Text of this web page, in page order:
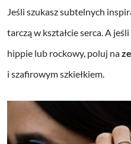
Jeśli szukasz subtelnych
tarczą w kształcie serca. A
hippie lub rockowy, poluj na
i szafirowym szkiełkiem.